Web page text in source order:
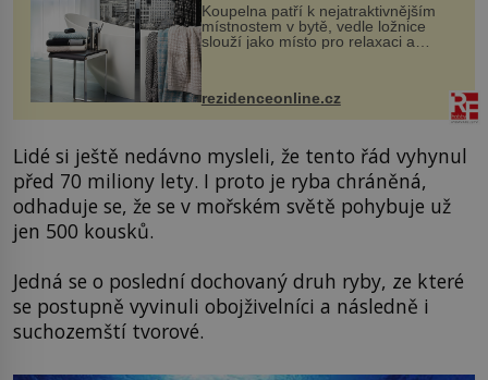
Koupelna patří k nejatraktivnějším
místnostem v bytě, vedle ložnice
slouží jako místo pro relaxaci a
odpočinek. Koupelnový textil –
ručníky, osušky a koberečky –
mohou jako mávnutím kouzelného
proutku...
rezidenceonline.cz
Lidé si ještě nedávno mysleli, že tento řád vyhynul
před 70 miliony lety. I proto je ryba chráněná,
odhaduje se, že se v mořském světě pohybuje už
jen 500 kousků.
Jedná se o poslední dochovaný druh ryby, ze které
se postupně vyvinuli obojživelníci a následně i
suchozemští tvorové.